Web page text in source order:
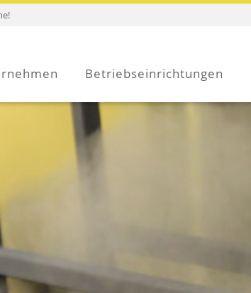
Betriebseinrichtungen